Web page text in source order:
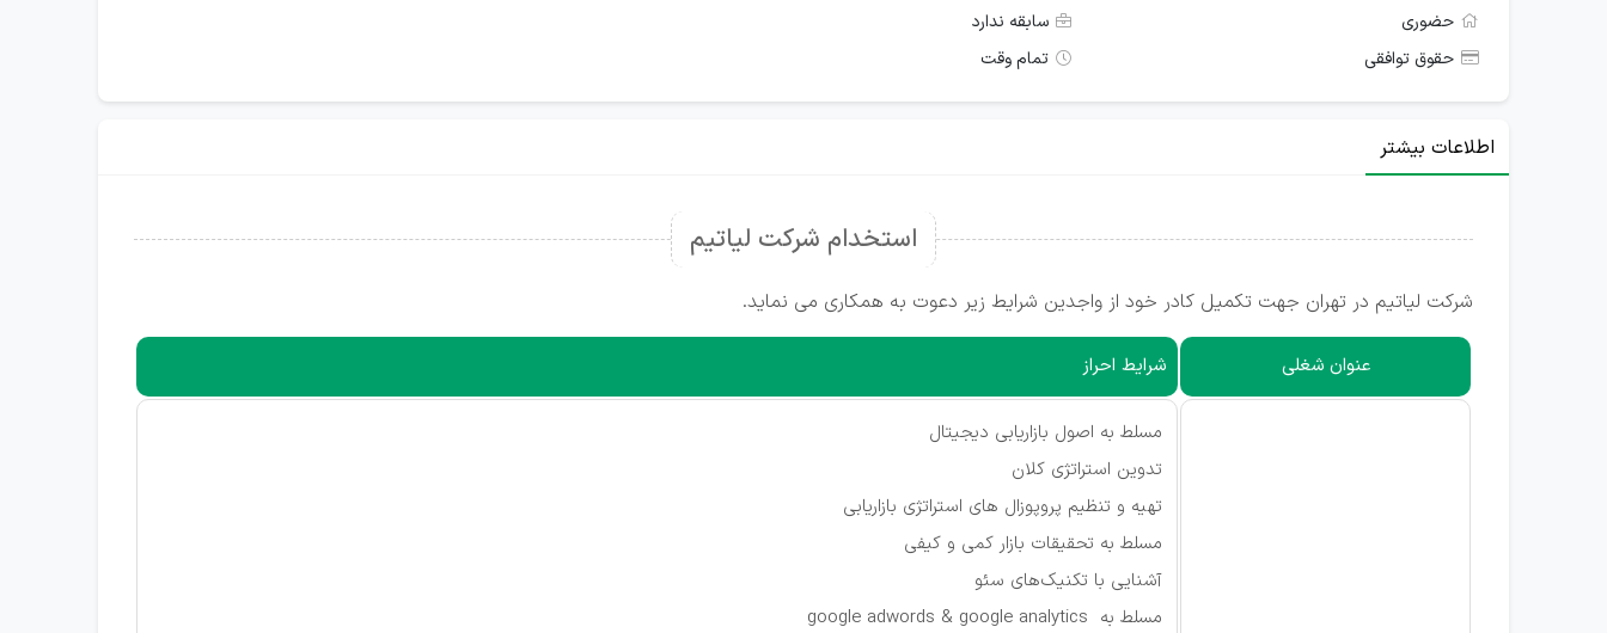
حضوری
سابقه ندارد
حقوق توافقی
تمام وقت
اطلاعات بیشتر
استخدام شرکت لیاتیم
شرکت لیاتیم در تهران جهت تکمیل کادر خود از واجدین شرایط زیر دعوت به همکاری می نماید.
عنوان شغلی شرایط احراز
مسلط به اصول بازاریابی دیجیتال
تدوین استراتژی کلان
تهیه و تنظیم پروپوزال های استراتژی بازاریابی
مسلط به تحقیقات بازار کمی و کیفی
آشنایی با تکنیک‌های سئو
مسلط به google adwords & google analytics